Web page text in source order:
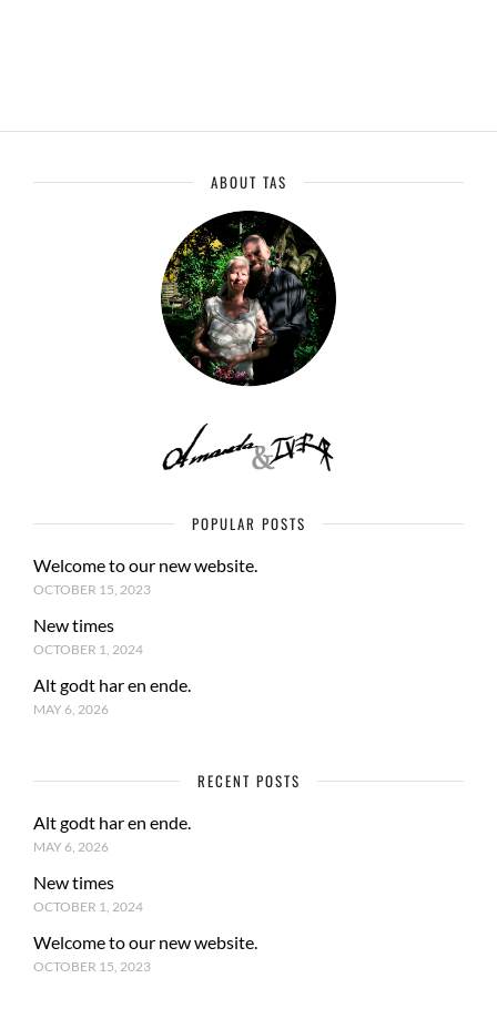
ABOUT TAS
POPULAR POSTS
Welcome to our new website.
OCTOBER 15, 2023
New times
OCTOBER 1, 2024
Alt godt har en ende.
MAY 6, 2026
RECENT POSTS
Alt godt har en ende.
MAY 6, 2026
New times
OCTOBER 1, 2024
Welcome to our new website.
OCTOBER 15, 2023